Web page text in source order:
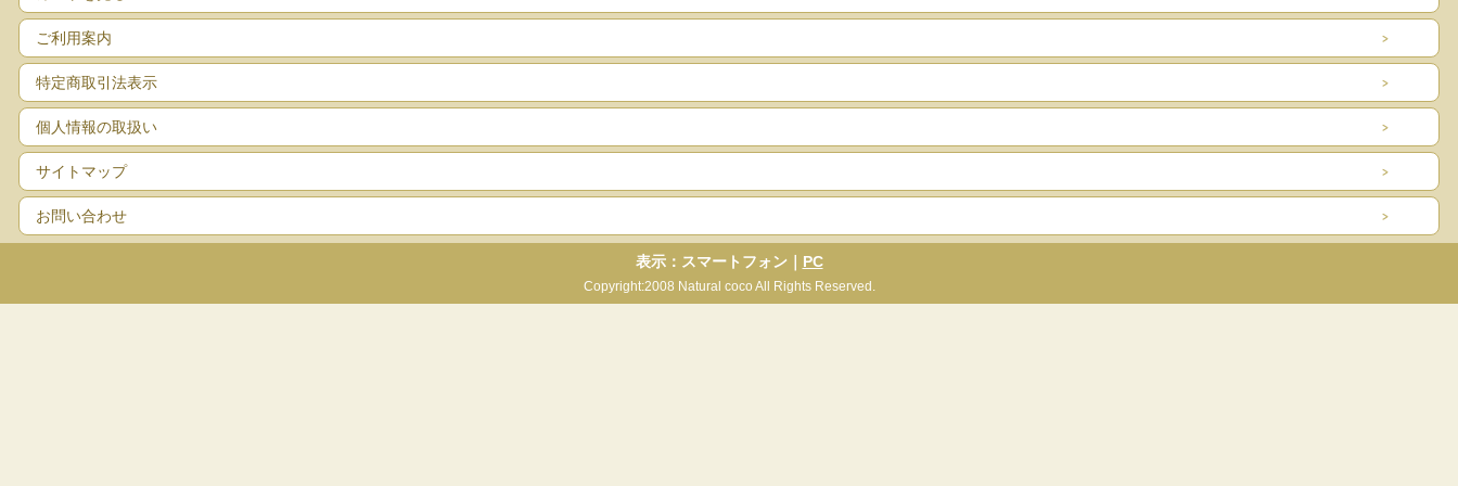
ご利用案内
特定商取引法表示
個人情報の取扱い
サイトマップ
お問い合わせ
表示：スマートフォン｜ PC
Copyright:2008 Natural coco All Rights Reserved.